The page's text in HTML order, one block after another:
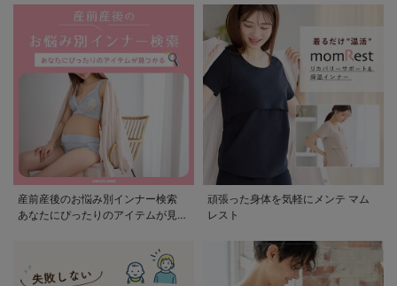
産前産後のお悩み別インナー検索
あなたにぴったりのアイテムが見つ
頑張った身体を気軽にメンテ マム
レスト